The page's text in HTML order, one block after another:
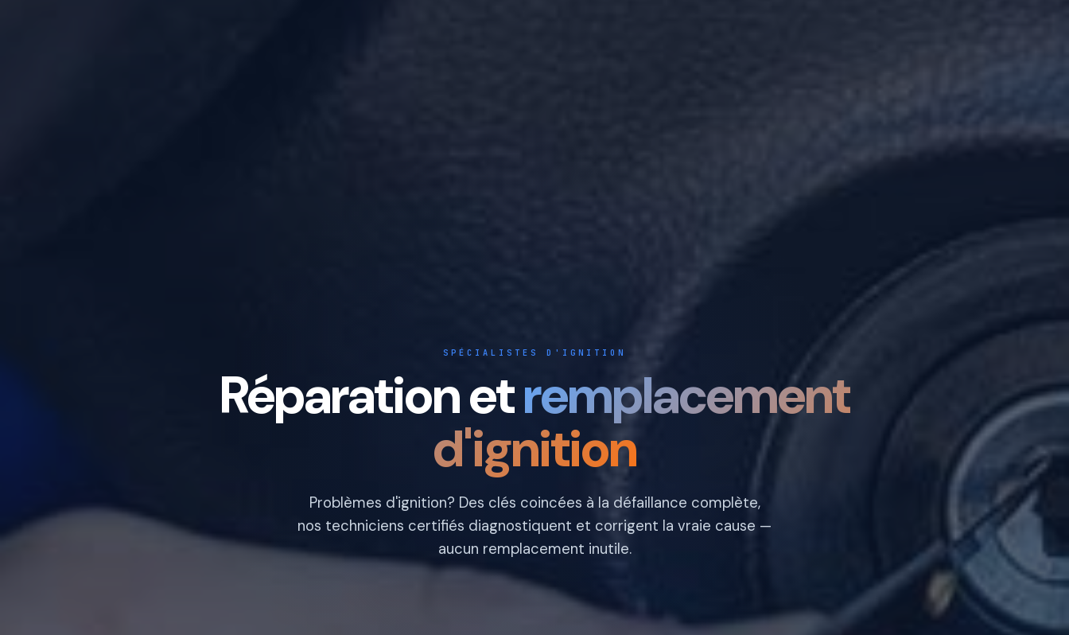
SPÉCIALISTES D'IGNITION
Réparation etremplacement
d'ignition
Problèmes d'ignition? Des clés coincées à la défaillance complète,
nos techniciens certifiés diagnostiquent et corrigent la vraie cause —
aucun remplacement inutile.